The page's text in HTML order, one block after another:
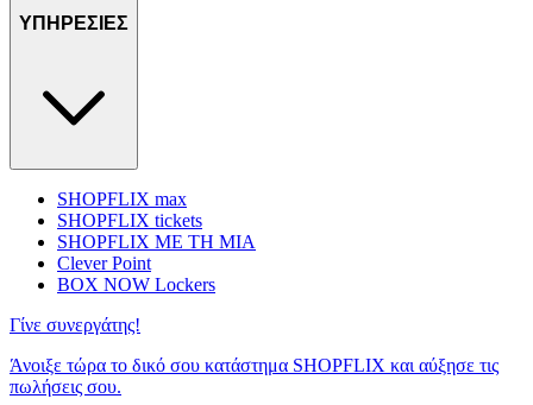
ΥΠΗΡΕΣΙΕΣ
SHOPFLIX max
SHOPFLIX tickets
SHOPFLIX ΜΕ ΤΗ ΜΙΑ
Clever Point
BOX NOW Lockers
Γίνε συνεργάτης!
Άνοιξε τώρα το δικό σου κατάστημα SHOPFLIX και αύξησε τις
πωλήσεις σου.